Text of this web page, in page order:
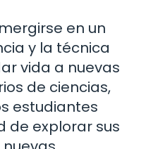
en un
y la técnica
vida a nuevas
de ciencias,
estudiantes
de explorar sus